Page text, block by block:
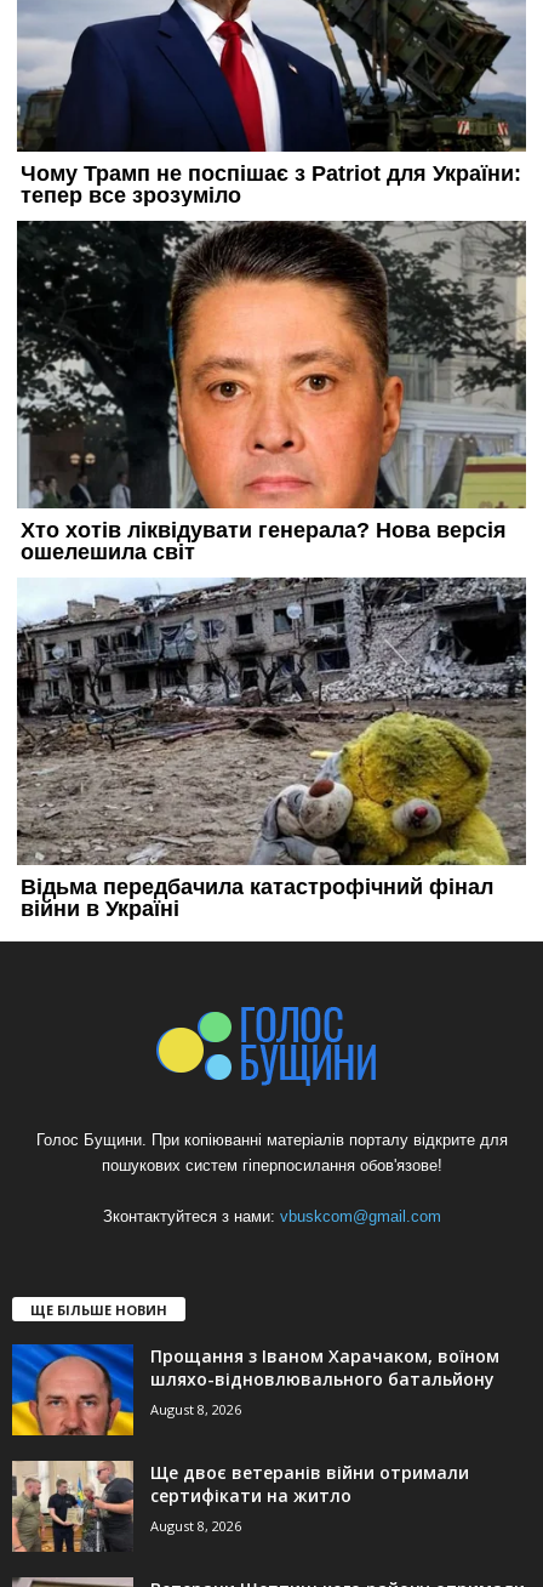
Голос Бущини. При копіюванні матеріалів порталу відкрите для
пошукових систем гіперпосилання обов'язове!
Зконтактуйтеся з нами: vbuskcom@gmail.com
ЩЕ БІЛЬШЕ НОВИН
Прощання з Іваном Харачаком, воїном
шляхо-відновлювального батальйону
August 8, 2026
Ще двоє ветеранів війни отримали
сертифікати на житло
August 8, 2026